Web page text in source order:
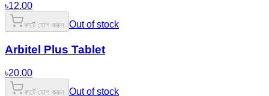
৳12.00
কার্টে যোগ করুন Out of stock
Arbitel Plus Tablet
৳20.00
কার্টে যোগ করুন Out of stock